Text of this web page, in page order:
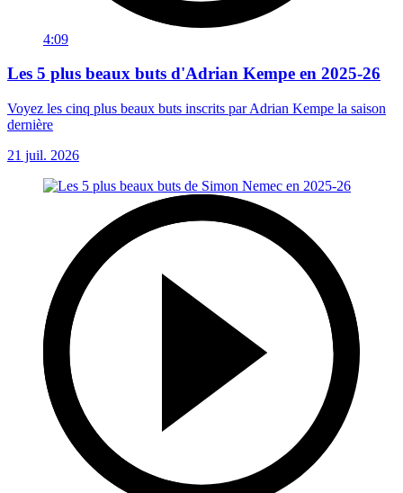
4:09
Les 5 plus beaux buts d'Adrian Kempe en 2025-26
Voyez les cinq plus beaux buts inscrits par Adrian Kempe la saison
dernière
21 juil. 2026